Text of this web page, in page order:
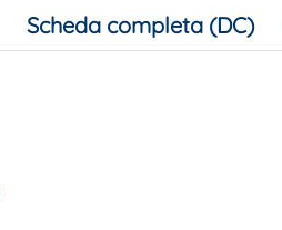
Scheda completa (DC)